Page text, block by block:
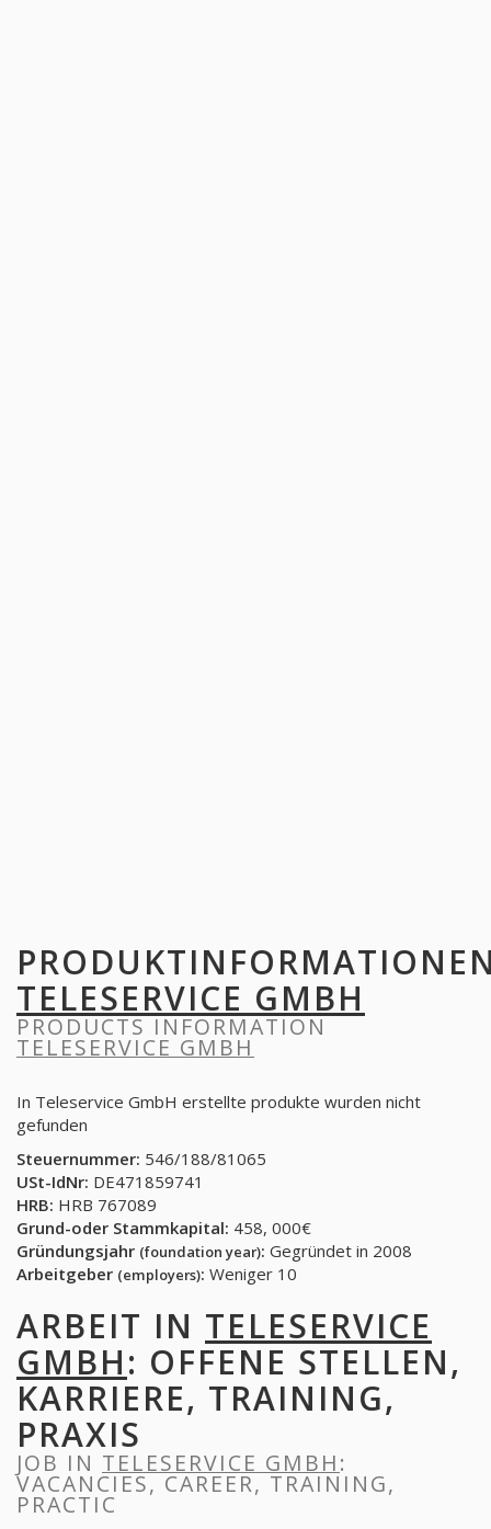
TELESERVICE GMBH
PRODUCTS INFORMATION
TELESERVICE GMBH
In Teleservice GmbH erstellte produkte wurden nicht
gefunden
Steuernummer: 546/188/81065
USt-IdNr: DE471859741
HRB: HRB 767089
Grund-oder Stammkapital: 458, 000€
Gründungsjahr (foundation year): Gegründet in 2008
Arbeitgeber (employers): Weniger 10
ARBEIT IN TELESERVICE
GMBH: OFFENE STELLEN,
KARRIERE, TRAINING,
PRAXIS
JOB IN TELESERVICE GMBH:
VACANCIES, CAREER, TRAINING,
PRACTIC